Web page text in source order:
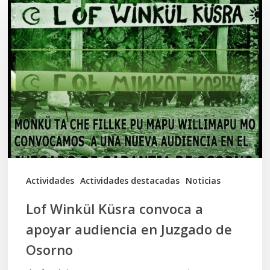
Actividades Actividades destacadas Noticias
Winkül
Küsra
convoca
a
apoyar
audiencia
en
Juzgado
Lof Winkül Küsra convoca a
apoyar audiencia en Juzgado de
Osorno